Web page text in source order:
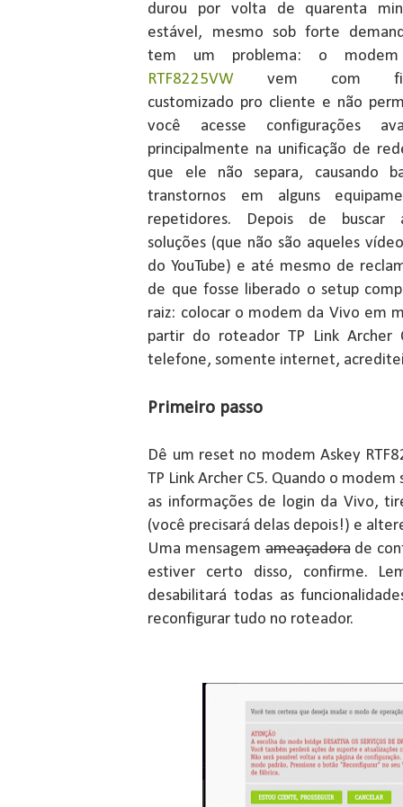
durou por volta de quarenta
estável, mesmo sob forte
tem um problema: o
RTF8225VW vem com
customizado pro cliente e não
você acesse configurações
principalmente na unificação de
que ele não separa, causando
transtornos em alguns
repetidores. Depois de buscar
soluções (que não são aqueles
do YouTube) e até mesmo de
de que fosse liberado o setup
raiz: colocar o modem da Vivo em
partir do roteador TP Link Archer
telefone, somente internet,
Primeiro passo
Dê um reset no modem Askey
TP Link Archer C5. Quando o
as informações de login da Vivo,
(você precisará delas depois!) e
Uma mensagemameaçadorade
estiver certo disso, confirme.
desabilitará todas as
reconfigurar tudo no roteador.